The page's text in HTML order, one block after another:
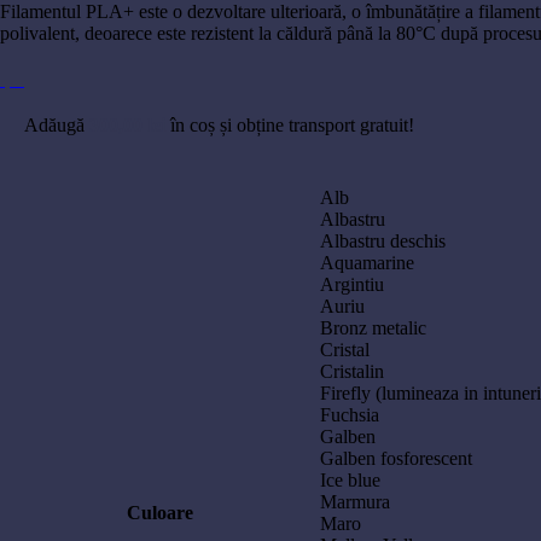
Filamentul PLA+ este o dezvoltare ulterioară, o îmbunătățire a
polivalent, deoarece este rezistent la căldură până la 80°C după
Adăugă în coș și obține transport gratuit!
Culoare
Alb
Albastru
Albastru deschis
Aquamarine
Argintiu
Auriu
Bronz metalic
Cristal
Cristalin
Firefly (lumineaza in
Fuchsia
Galben
Galben fosforescent
Ice blue
Marmura
Maro